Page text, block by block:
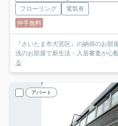
フローリング
電気有
仲手無料
『さいたま市大宮区』の納得のお
浅のお部屋で新生活・入居審査が心
る
アパート